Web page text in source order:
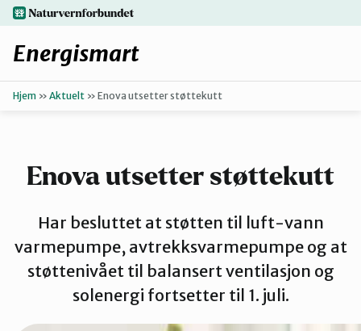
Hopp
til
hovedinnhold
Få hjelp
naturvernforbundet.no
Energismart
Hjem » Aktuelt » Enova utsetter støttekutt
Enova utsetter støttekutt
Har besluttet at støtten til luft-vann
varmepumpe, avtrekksvarmepumpe og at
støttenivået til balansert ventilasjon og
solenergi fortsetter til 1. juli.